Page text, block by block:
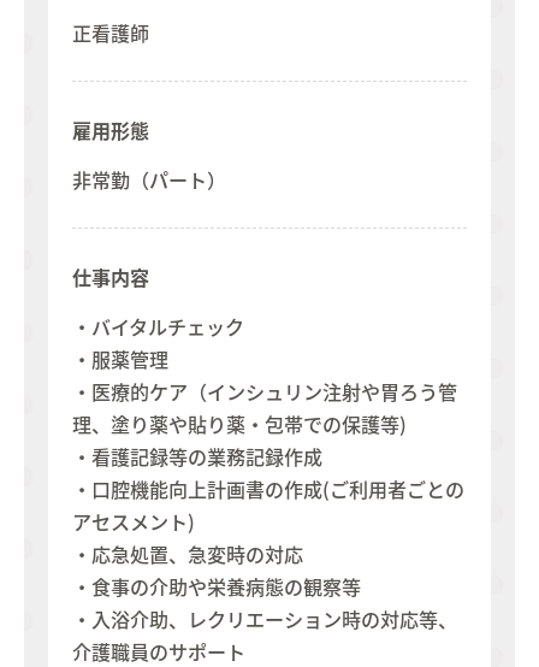
正看護師
雇用形態
非常勤（パート）
仕事内容
・バイタルチェック
・服薬管理
・医療的ケア（インシュリン注射や胃ろう管
理、塗り薬や貼り薬・包帯での保護等)
・看護記録等の業務記録作成
・口腔機能向上計画書の作成(ご利用者ごとの
アセスメント)
・応急処置、急変時の対応
・食事の介助や栄養病態の観察等
・入浴介助、レクリエーション時の対応等、
介護職員のサポート